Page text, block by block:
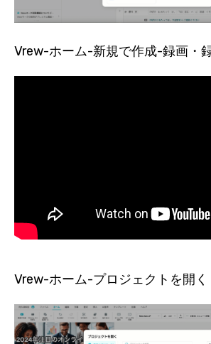
Vrew-ホーム-新規で作成-録画・
Vrew-ホーム-プロジェクトを開く